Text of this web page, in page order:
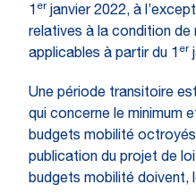
1 er janvier 2022, à
relatives à la condition de
applicables à partir du 1 er
Une période transitoire
qui concerne le minimum
budgets mobilité
publication du projet de
budgets mobilité doivent,